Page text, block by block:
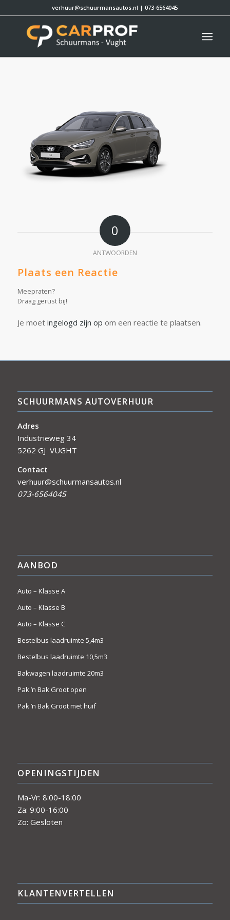
verhuur@schuurmansautos.nl |073-6564045
0
ANTWOORDEN
Plaats een Reactie
Meepraten?
Draag gerust bij!
Je moet ingelogd zijn op om een reactie te plaatsen.
SCHUURMANS AUTOVERHUUR
Adres
Industrieweg 34
5262 GJ VUGHT
Contact
verhuur@schuurmansautos.nl
073-6564045
AANBOD
Auto – Klasse A
Auto – Klasse B
Auto – Klasse C
Bestelbus laadruimte 5,4m3
Bestelbus laadruimte 10,5m3
Bakwagen laadruimte 20m3
Pak ’n Bak Groot open
Pak ’n Bak Groot met huif
OPENINGSTIJDEN
Ma-Vr: 8:00-18:00
Za: 9:00-16:00
Zo: Gesloten
KLANTENVERTELLEN